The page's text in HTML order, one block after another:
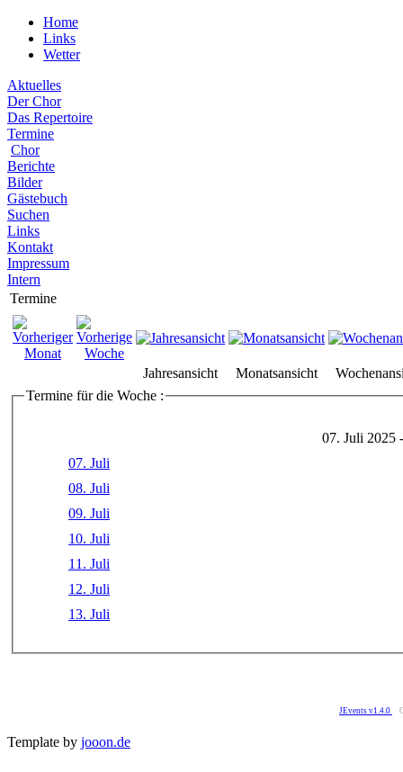
Home
Links
Wetter
Aktuelles
Der Chor
Das Repertoire
Termine
Chor
Berichte
Bilder
Gästebuch
Suchen
Links
Kontakt
Impressum
Intern
Termine
Jahresansicht Monatsansicht
Termine für die Woche :
07. Juli 2025
07. Juli
08. Juli
09. Juli
10. Juli
11. Juli
12. Juli
13. Juli
JEvents v1.4.0
Template by jooon.de